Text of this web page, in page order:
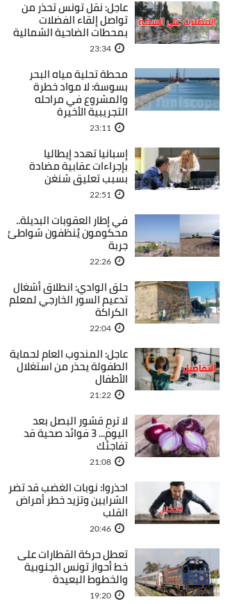
عاجل: نقل تونس تحذر من
تواصل إلقاء الفضلات
بمحطات الضاحية الشمالية
23:34
محطة تحلية مياه البحر
بسوسة: لا مواد خطرة
والمشروع في مراحله
التجريبية الأخيرة
23:11
إسبانيا تهدد إيطاليا
بإجراءات عقابية مضادة
بسبب تعليق شنغن
22:51
في إطار العقوبات البديلة..
محكومون يُنظفون شواطئ
جربة
22:26
حلق الوادي: انطلاق أشغال
تدعيم السور الخارجي لمعلم
الكراكة
22:04
عاجل: المندوب العام لحماية
الطفولة يحذر من استغلال
الأطفال
21:22
لا ترمِ قشور البصل بعد
اليوم... 3 فوائد صحية قد
تفاجئك
21:08
احذروا: نوبات الغضب قد تضر
الشرايين وتزيد خطر أمراض
القلب
20:46
تعطل حركة القطارات على
خط أحواز تونس الجنوبية
والخطوط البعيدة
19:20